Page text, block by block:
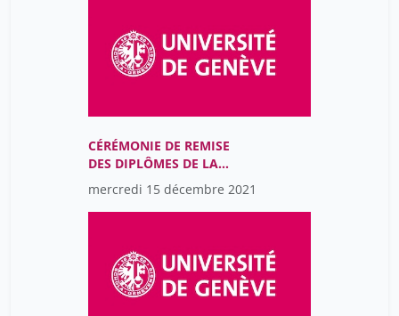
CÉRÉMONIE DE REMISE
DES DIPLÔMES DE LA
FACULTE DE DROIT 11
Décembre 2021
mercredi 15 décembre 2021